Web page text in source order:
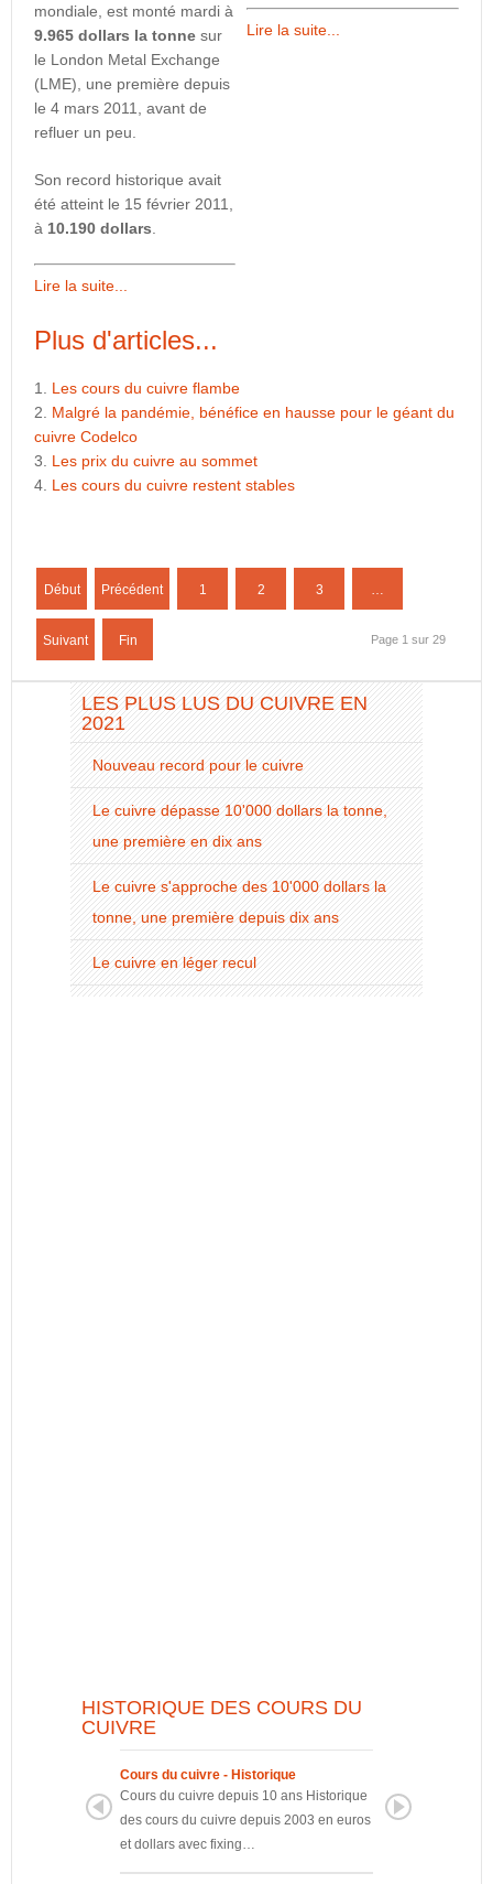
mondiale, est monté mardi à
9.965 dollars la tonne sur
le London Metal Exchange
(LME), une première depuis
le 4 mars 2011, avant de
refluer un peu.
Son record historique avait
été atteint le 15 février 2011,
à 10.190 dollars
Lire la suite...
Lire la suite...
Plus d'articles...
Les cours du cuivre flambe
Malgré la pandémie, bénéfice en hausse pour le géant du
cuivre Codelco
Les prix du cuivre au sommet
Les cours du cuivre restent stables
Début Précédent 1 2 3
Suivant Fin Page 1 sur 29
LES PLUS LUS DU CUIVRE EN
2021
Nouveau record pour le cuivre
Le cuivre dépasse 10'000 dollars la tonne,
une première en dix ans
Le cuivre s'approche des 10'000 dollars la
tonne, une première depuis dix ans
Le cuivre en léger recul
HISTORIQUE DES COURS DU
CUIVRE
Cours du cuivre - Historique
Cours du cuivre depuis 10 ans Historique
des cours du cuivre depuis 2003 en euros
et dollars avec fixing…
GIRM 2011
Tonne Copper